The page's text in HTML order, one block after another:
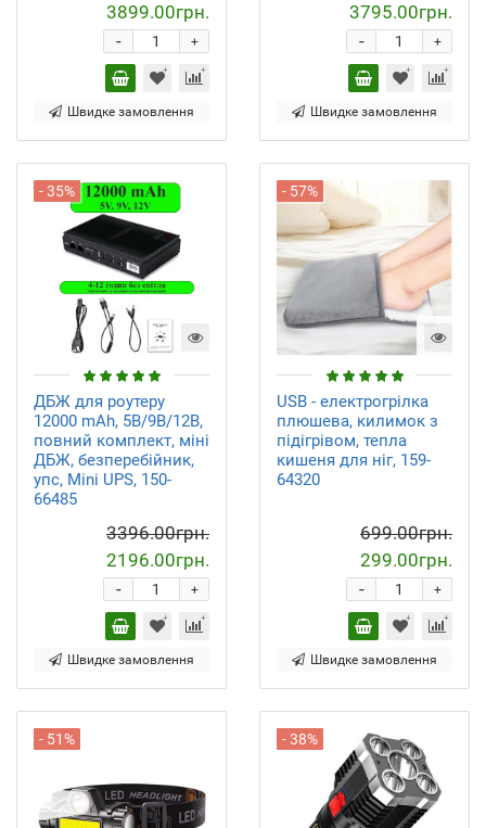
3899.00грн.
+
-
Швидке замовлення
3795.00грн.
+
-
Швидке замовлення
- 35%
ДБЖ для роутеру
12000 mAh, 5В/9В/12В,
повний комплект, міні
ДБЖ, безперебійник,
упс, Mini UPS, 150-
66485
3396.00грн.
2196.00грн.
+
-
Швидке замовлення
- 57%
USB - електрогрілка
плюшева, килимок з
підігрівом, тепла
кишеня для ніг, 159-
64320
699.00грн.
299.00грн.
+
-
Швидке замовлення
- 51% - 38%